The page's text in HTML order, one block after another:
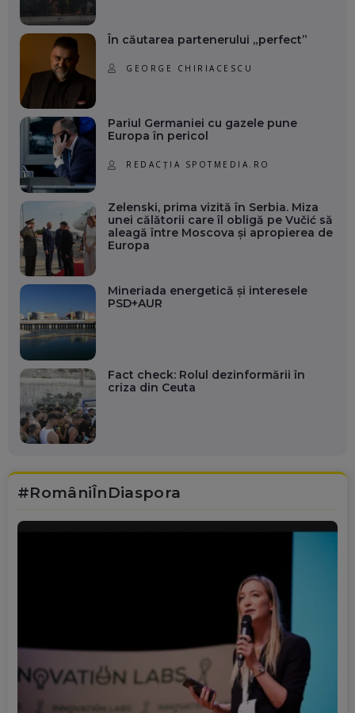
În căutarea partenerului „perfect”
GEORGE CHIRIACESCU
Pariul Germaniei cu gazele pune
Europa în pericol
REDACȚIA SPOTMEDIA.RO
Zelenski, prima vizită în Serbia. Miza
unei călătorii care îl obligă pe Vučić să
aleagă între Moscova și apropierea de
Europa
Mineriada energetică și interesele
PSD+AUR
Fact check: Rolul dezinformării în
criza din Ceuta
#RomâniÎnDiaspora